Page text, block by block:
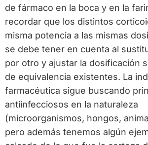
de fármaco en la boca y en la
recordar que los distintos
misma potencia a las mismas
se debe tener en cuenta al
por otro y ajustar la dosificación
de equivalencia existentes. La
farmacéutica sigue buscando
antiinfecciosos en la naturaleza
(microorganismos, hongos,
pero además tenemos algún